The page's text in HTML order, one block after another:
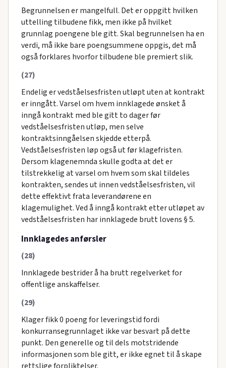
Begrunnelsen er mangelfull. Det er oppgitt hvilken
uttelling tilbudene fikk, men ikke på hvilket
grunnlag poengene ble gitt. Skal begrunnelsen ha en
verdi, må ikke bare poengsummene oppgis, det må
også forklares hvorfor tilbudene ble premiert slik.
(27)
Endelig er vedståelsesfristen utløpt uten at kontrakt
er inngått. Varsel om hvem innklagede ønsket å
inngå kontrakt med ble gitt to dager før
vedståelsesfristen utløp, men selve
kontraktsinngåelsen skjedde etterpå.
Vedståelsesfristen løp også ut før klagefristen.
Dersom klagenemnda skulle godta at det er
tilstrekkelig at varsel om hvem som skal tildeles
kontrakten, sendes ut innen vedståelsesfristen, vil
dette effektivt frata leverandørene en
klagemulighet. Ved å inngå kontrakt etter utløpet av
vedståelsesfristen har innklagede brutt lovens § 5.
Innklagedes anførsler
(28)
Innklagede bestrider å ha brutt regelverket for
offentlige anskaffelser.
(29)
Klager fikk 0 poeng for leveringstid fordi
konkurransegrunnlaget ikke var besvart på dette
punkt. Den generelle og til dels motstridende
informasjonen som ble gitt, er ikke egnet til å skape